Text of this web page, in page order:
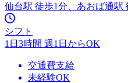
仙台駅 徒歩1分、あおば通駅
シフト
1日3時間 週1日からOK
交通費支給
未経験OK